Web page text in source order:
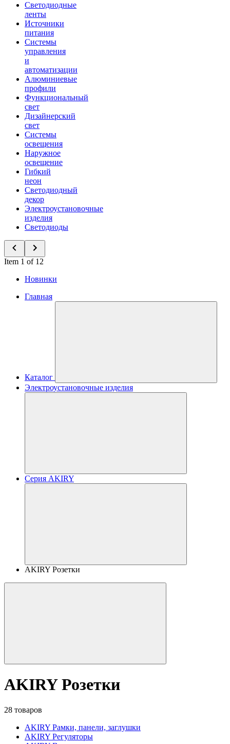
Светодиодные
ленты
Источники
питания
Системы
управления
и
автоматизации
Алюминиевые
профили
Функциональный
свет
Дизайнерский
свет
Системы
освещения
Наружное
освещение
Гибкий
неон
Светодиодный
декор
Электроустановочные
изделия
Светодиоды
Item 1 of 12
Новинки
Главная
Каталог
Электроустановочные изделия
Серия AKIRY
AKIRY Розетки
AKIRY Розетки
28 товаров
AKIRY Рамки, панели, заглушки
AKIRY Регуляторы